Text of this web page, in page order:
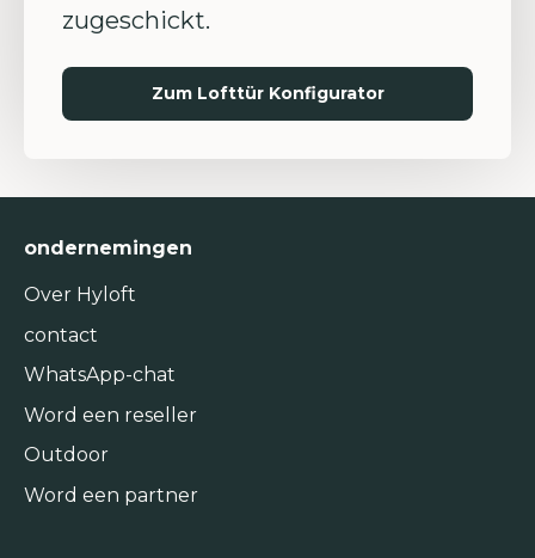
zugeschickt.
Zum Lofttür Konfigurator
ondernemingen
Over Hyloft
contact
WhatsApp-chat
Word een reseller
Outdoor
Word een partner